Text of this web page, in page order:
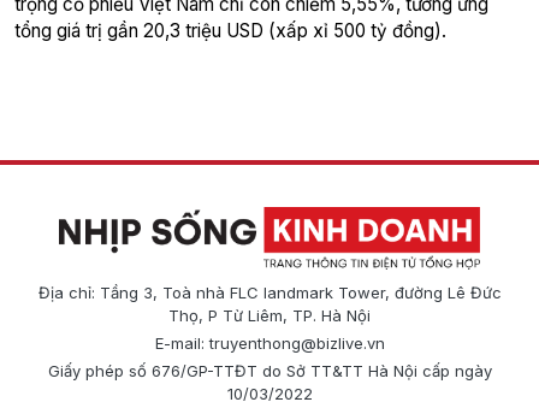
tổng giá trị gần 20,3 triệu USD (xấp xỉ 500 tỷ đồng).
Địa chỉ: Tầng 3, Toà nhà FLC landmark Tower, đường Lê Đức
Thọ, P Từ Liêm, TP. Hà Nội
E-mail:truyenthong@bizlive.vn
Giấy phép số 676/GP-TTĐT do Sở TT&TT Hà Nội cấp ngày
10/03/2022